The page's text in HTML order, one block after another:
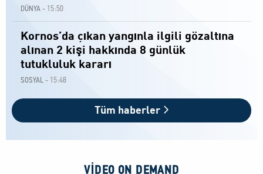
DÜNYA - 15:50
Kornos’da çıkan yangınla ilgili gözaltına
alınan 2 kişi hakkında 8 günlük
tutukluluk kararı
SOSYAL - 15:48
Tüm haberler
VIDEO ON DEMAND